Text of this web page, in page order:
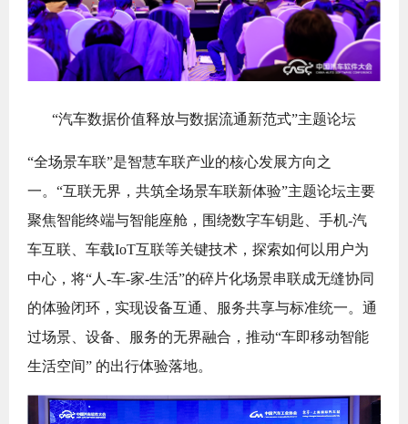
“汽车数据价值释放与数据流通新范式”主题论坛
“全场景车联”是智慧车联产业的核心发展方向之
一。“互联无界，共筑全场景车联新体验”主题论坛主要
聚焦智能终端与智能座舱，围绕数字车钥匙、手机-汽
车互联、车载IoT互联等关键技术，探索如何以用户为
中心，将“人-车-家-生活”的碎片化场景串联成无缝协同
的体验闭环，实现设备互通、服务共享与标准统一。通
过场景、设备、服务的无界融合，推动“车即移动智能
生活空间” 的出行体验落地。